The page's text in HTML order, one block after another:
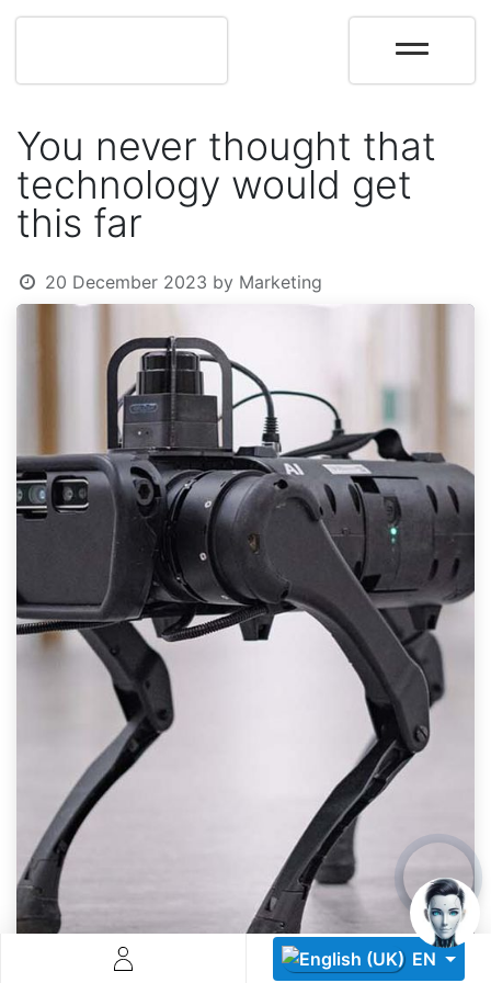
EN
You never thought that
technology would get
this far
20 December 2023 by Marketing
Descoperă RiA Ecosystem
Platformă integrată pentru managementul flotei de roboți
Monitorizare în timp real și analiză date
Conectează roboți, software și servicii într-o singură
soluție
Scalabil de la 1 robot la zeci de unități
Discută cu RiA